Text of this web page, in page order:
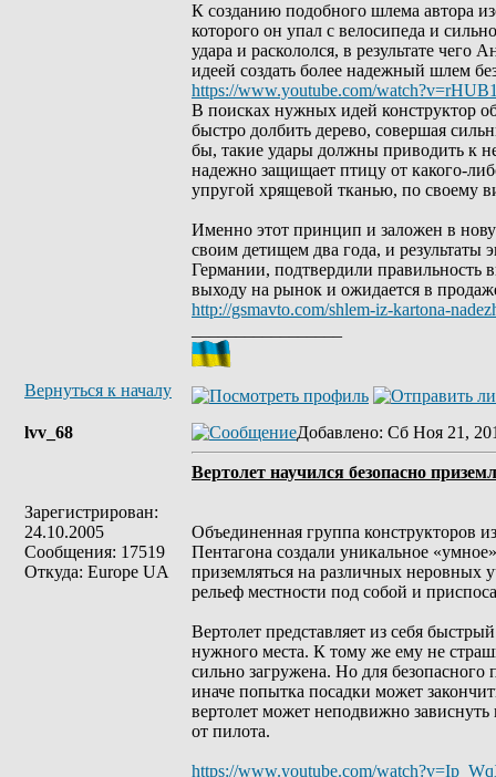
К созданию подобного шлема автора
которого он упал с велосипеда и
удара и раскололся, в результате чего
идеей создать более надежный шлем
https://www.youtube.com/
В поисках нужных идей конструктор
быстро долбить дерево, совершая
бы, такие удары должны приводить к
надежно защищает птицу от какого-
упругой хрящевой тканью, по своему
Именно этот принцип и заложен в
своим детищем два года, и результаты
Германии, подтвердили
выходу на рынок и ожидается в
http://gsmavto.com/shlem-iz-kartona-
Вернуться к началу
lvv_68
Зарегистрирован:
24.10.2005
Сообщения: 17519
Откуда: Europe UA
Добавлено: Сб Ноя 21,
Вертолет научился безопасно
Объединенная группа конструкторов
Пентагона создали уникальное
приземляться на различных неровных
рельеф местности под собой и
Вертолет представляет из себя
нужного места. К тому же ему не
сильно загружена. Но для
иначе попытка посадки может
вертолет может неподвижно
от пилота.
https://www.youtube.com/